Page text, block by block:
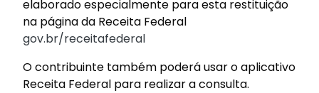
elaborado especialmente para esta restituição
na página da Receita Federal
gov.br/receitafederal
O contribuinte também poderá usar o aplicativo
Receita Federal para realizar a consulta.